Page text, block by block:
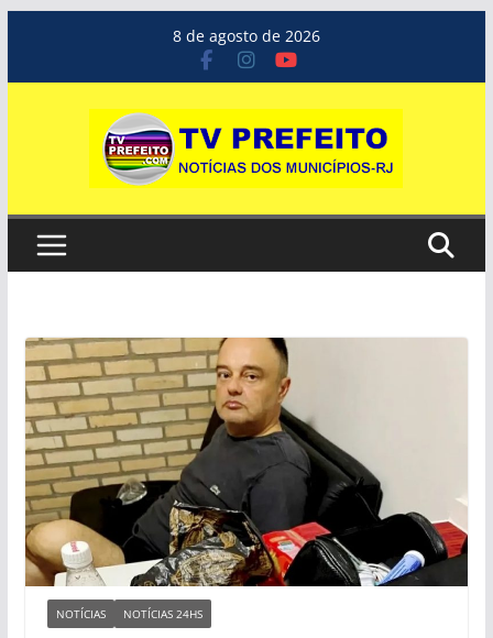
o
8 de agosto de 2026
NOTÍCIAS NOTÍCIAS 24HS